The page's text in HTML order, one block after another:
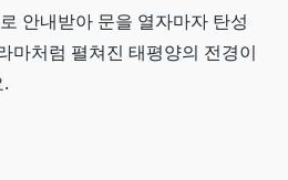
안내받아 문을 열자마자 탄성
마처럼 펼쳐진 태평양의 전경이